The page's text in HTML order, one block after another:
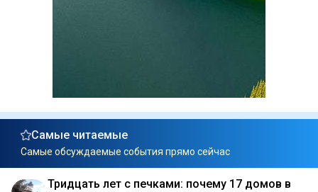
Самые читаемые
Самые обсуждаемые события прямо сейчас
Тридцать лет с печками: почему 17 домов в